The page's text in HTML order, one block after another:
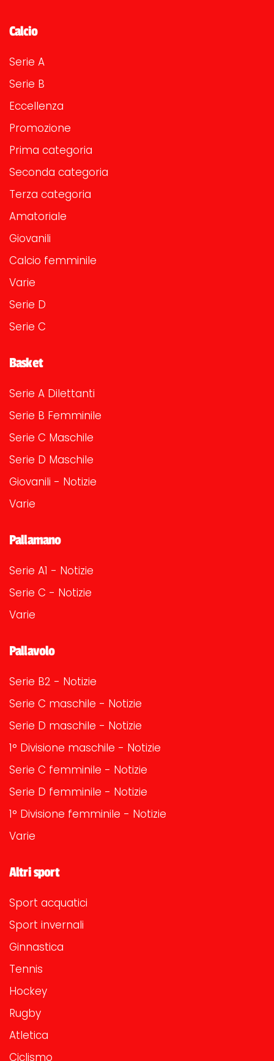
Calcio
Serie A
Serie B
Eccellenza
Promozione
Prima categoria
Seconda categoria
Terza categoria
Amatoriale
Giovanili
Calcio femminile
Varie
Serie D
Serie C
Basket
Serie A Dilettanti
Serie B Femminile
Serie C Maschile
Serie D Maschile
Giovanili - Notizie
Varie
Pallamano
Serie A1 - Notizie
Serie C - Notizie
Varie
Pallavolo
Serie B2 - Notizie
Serie C maschile - Notizie
Serie D maschile - Notizie
1° Divisione maschile - Notizie
Serie C femminile - Notizie
Serie D femminile - Notizie
1° Divisione femminile - Notizie
Varie
Altri sport
Sport acquatici
Sport invernali
Ginnastica
Tennis
Hockey
Rugby
Atletica
Ciclismo